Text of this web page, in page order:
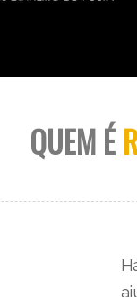
QUEM É